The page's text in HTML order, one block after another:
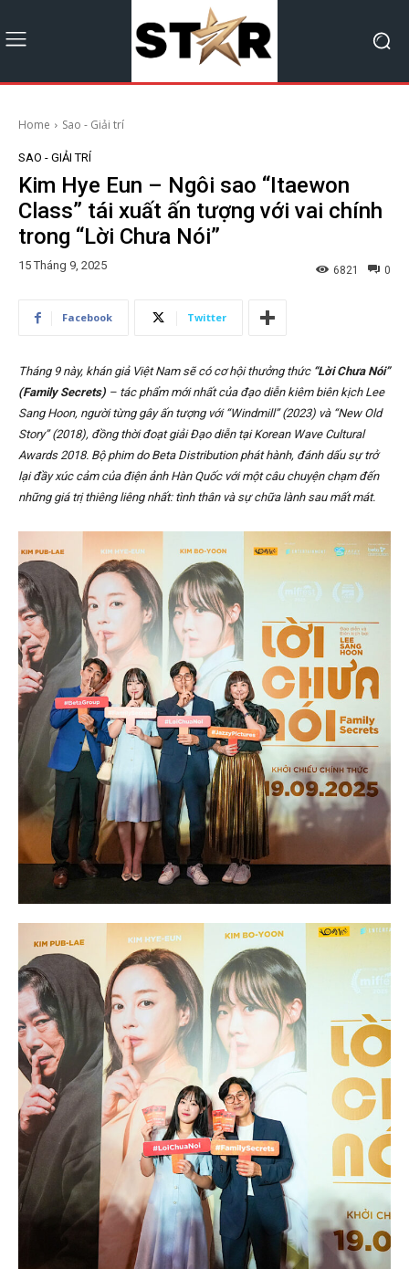
Home Sao - Giải trí
SAO - GIẢI TRÍ
Kim Hye Eun – Ngôi sao “Itaewon
Class” tái xuất ấn tượng với vai chính
trong “Lời Chưa Nói”
15 Tháng 9, 2025 0
6821
Facebook Twitter
Tháng 9 này, khán giả Việt Nam sẽ có cơ hội thưởng thức “Lời Chưa Nói”
(Family Secrets) – tác phẩm mới nhất của đạo diễn kiêm biên kịch Lee
Sang Hoon, người từng gây ấn tượng với “Windmill” (2023) và “New Old
Story” (2018), đồng thời đoạt giải Đạo diễn tại Korean Wave Cultural
Awards 2018. Bộ phim do Beta Distribution phát hành, đánh dấu sự trở
lại đầy xúc cảm của điện ảnh Hàn Quốc với một câu chuyện chạm đến
những giá trị thiêng liêng nhất: tình thân và sự chữa lành sau mất mát.